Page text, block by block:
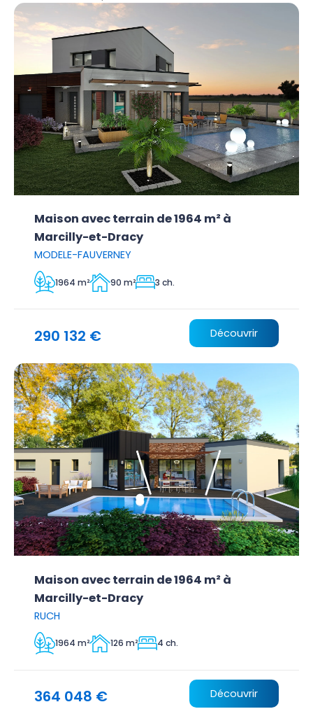
Maison avec terrain de 1964 m² à
Marcilly-et-Dracy
MODELE-FAUVERNEY
1964 m² 90 m² 3 ch.
290 132 € Découvrir
Maison avec terrain de 1964 m² à
Marcilly-et-Dracy
RUCH
1964 m² 126 m² 4 ch.
364 048 € Découvrir